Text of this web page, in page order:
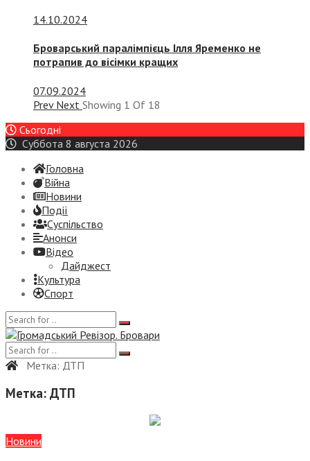
14.10.2024
Броварський паралімпієць Ілля Яременко не
потрапив до вісімки кращих
07.09.2024
Prev Next Showing 1 Of 18
Сьогодні
Суббота 8 августа 2026
Головна
Війна
Новини
Події
Суспiльство
Анонси
Відео
Дайджест
Культура
Спорт
Метка: ДТП
Метка: ДТП
Новини